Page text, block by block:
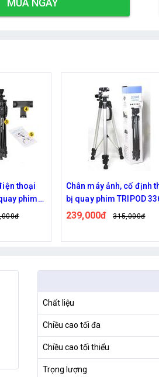
MUA NGAY
định thiết
3366
Chân máy ảnh, cố định
bị quay phim TRIPOD
NEEPHO 8850
724,000đ
Chất liệu
Chiều cao tối đa
Chiều cao tối thiểu
Trọng lượng